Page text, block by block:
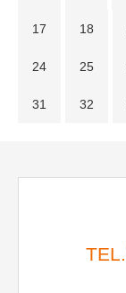
17 18
24 25
31 32
TEL.